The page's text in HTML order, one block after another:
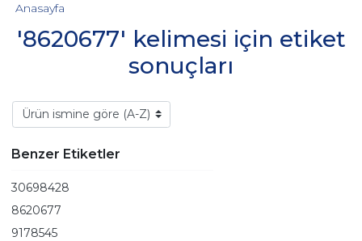
'8620677' kelimesi için etiket
sonuçları
Anasayfa
Benzer Etiketler
30698428
8620677
9178545